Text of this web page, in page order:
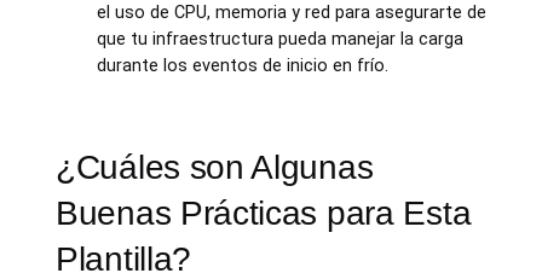
el uso de CPU, memoria y red para asegurarte de
que tu infraestructura pueda manejar la carga
durante los eventos de inicio en frío.
¿Cuáles son Algunas
Buenas Prácticas para Esta
Plantilla?